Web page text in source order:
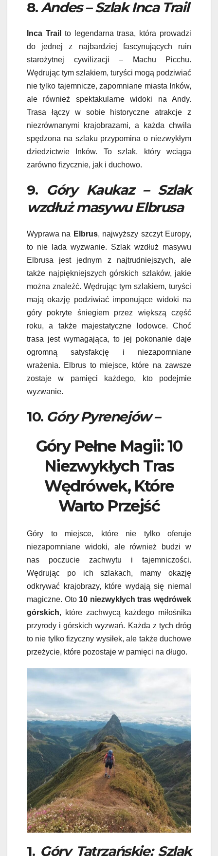
8.Andes – Szlak Inca Trail
Inca Trail
to legendarna trasa, która prowadzi
do jednej z najbardziej fascynujących ruin
starożytnej cywilizacji – Machu Picchu.
Wędrując tym szlakiem, turyści mogą podziwiać
nie tylko tajemnicze, zapomniane miasta Inków,
ale również spektakularne widoki na Andy.
Trasa łączy w sobie historyczne atrakcje z
niezrównanymi krajobrazami, a każda chwila
spędzona na szlaku przypomina o niezwykłym
dziedzictwie Inków. To szlak, który wciąga
zarówno fizycznie, jak i duchowo.
9. Góry Kaukaz – Szlak
wzdłuż masywu Elbrusa
Wyprawa na Elbrus, najwyższy szczyt Europy,
to nie lada wyzwanie. Szlak wzdłuż masywu
Elbrusa jest jednym z najtrudniejszych, ale
także najpiękniejszych górskich szlaków, jakie
można znaleźć. Wędrując tym szlakiem, turyści
mają okazję podziwiać imponujące widoki na
góry pokryte śniegiem przez większą część
roku, a także majestatyczne lodowce. Choć
trasa jest wymagająca, to jej pokonanie daje
ogromną satysfakcję i niezapomniane
wrażenia. Elbrus to miejsce, które na zawsze
zostaje w pamięci każdego, kto podejmie
wyzwanie.
10. Góry Pyrenejów –
Góry Pełne Magii: 10
Niezwykłych Tras
Wędrówek, Które
Warto Przejść
Góry to miejsce, które nie tylko oferuje
niezapomniane widoki, ale również budzi w
nas poczucie zachwytu i tajemniczości.
Wędrując po ich szlakach, mamy okazję
odkrywać krajobrazy, które wydają się niemal
magiczne. Oto 10 niezwykłych tras wędrówek
górskich, które zachwycą każdego miłośnika
przyrody i górskich wyzwań. Każda z tych dróg
to nie tylko fizyczny wysiłek, ale także duchowe
przeżycie, które pozostaje w pamięci na długo.
1. Góry Tatrzańskie: Szlak